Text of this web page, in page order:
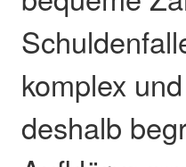
komplex
deshalb